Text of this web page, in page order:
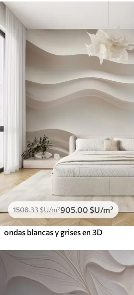
1508.33$U/m²905 .00 $U/m²
ondas blancas y grises en 3D